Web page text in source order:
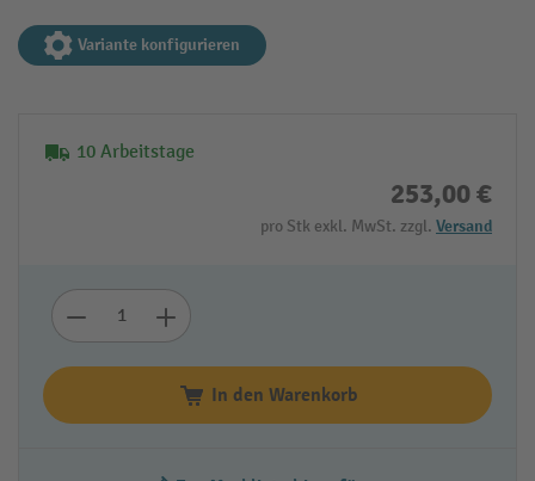
Variante konfigurieren
10 Arbeitstage
253,00 €
pro Stk exkl. MwSt. zzgl. Versand
In den Warenkorb